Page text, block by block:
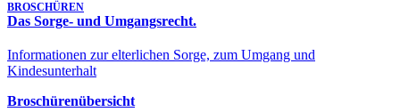
BROSCHÜREN
Das Sorge- und Umgangsrecht.
Informationen zur elterlichen Sorge, zum Umgang und
Kindesunterhalt
Broschürenübersicht